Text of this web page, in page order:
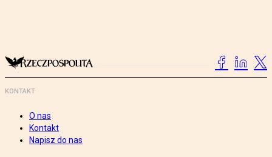
KONTAKT
O nas
Kontakt
Napisz do nas